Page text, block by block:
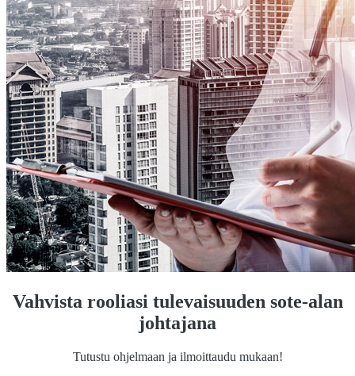
Vahvista rooliasi tulevaisuuden sote-alan
johtajana
Tutustu ohjelmaan ja ilmoittaudu mukaan!